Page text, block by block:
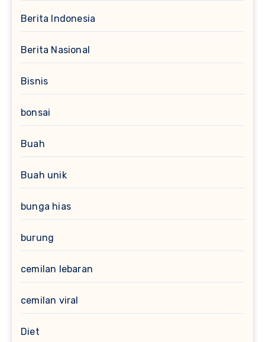
Berita Indonesia
Berita Nasional
Bisnis
bonsai
Buah
Buah unik
bunga hias
burung
cemilan lebaran
cemilan viral
Diet